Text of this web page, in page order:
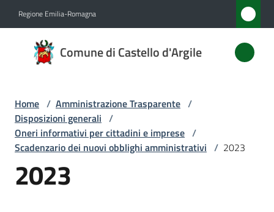
Regione Emilia-Romagna
Comune di Castello d'Argile
Comune
di
d'Argile
Amministrazione
Menu selezionato
Novità
Home / Amministrazione Trasparente /
Disposizioni generali /
Oneri informativi per cittadini e imprese /
Scadenzario dei nuovi obblighi amministrativi / 2023
2023